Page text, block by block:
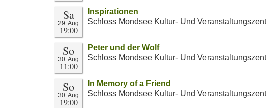
Sa
29. Aug
19:00
Inspirationen
Schloss Mondsee Kultur- Und
So
30. Aug
11:00
Peter und der Wolf
Schloss Mondsee Kultur- Und
So
30. Aug
19:00
In Memory of a Friend
Schloss Mondsee Kultur- Und